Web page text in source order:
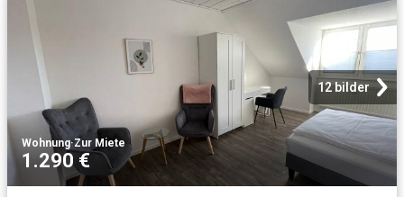
12 bilder
Wohnung·Zur Miete
1.290 €